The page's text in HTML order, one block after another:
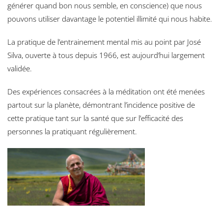
générer quand bon nous semble, en conscience) que nous
pouvons utiliser davantage le potentiel illimité qui nous habite.
La pratique de l’entrainement mental mis au point par José
Silva, ouverte à tous depuis 1966, est aujourd’hui largement
validée.
Des expériences consacrées à la méditation ont été menées
partout sur la planète, démontrant l’incidence positive de
cette pratique tant sur la santé que sur l’efficacité des
personnes la pratiquant régulièrement.